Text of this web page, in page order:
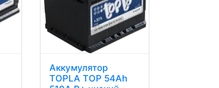
Аккумулятор
TOPLA TOP 54Ah